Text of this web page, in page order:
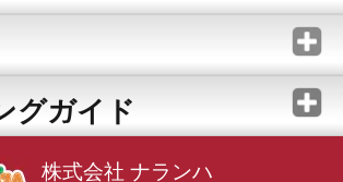
グガイド
株式会社 ナランハ